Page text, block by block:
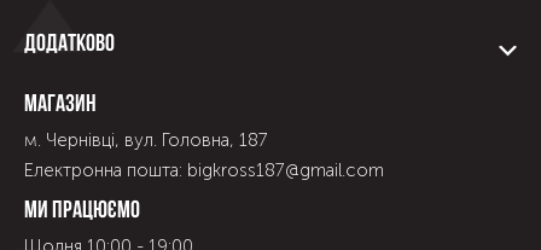
Додатково
Магазин
м. Чернівці, вул. Головна, 187
Електронна пошта: bigkross187@gmail.com
Ми працюємо